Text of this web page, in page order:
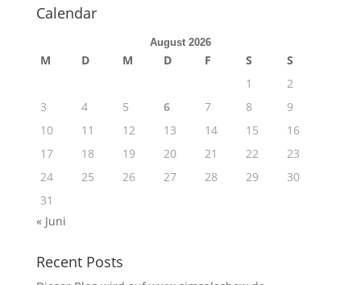
Calendar
August 2026
M D M D F S
S
1
2
3
4 5 6 7 8
9
10
11 12 13 14 15
16
17
18 19 20 21 22
23
24
25 26 27 28 29
30
31
« Juni
Recent Posts